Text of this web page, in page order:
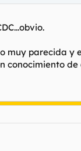
muy parecida
conocimiento